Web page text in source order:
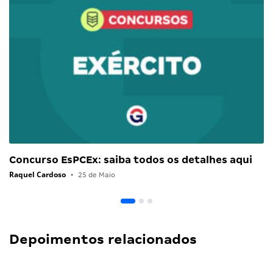
Concurso EsPCEx: saiba todos os detalhes aqui
Raquel Cardoso • 25 de Maio
Depoimentos relacionados